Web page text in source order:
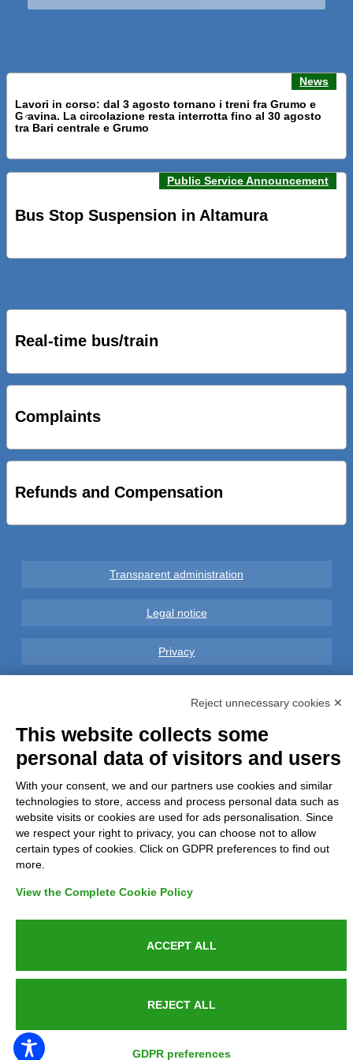
PUBLIC SERVICE ANNOUNCEMENT
News
Lavori in corso: dal 3 agosto tornano i treni fra Grumo e
Gravina. La circolazione resta interrotta fino al 30 agosto
tra Bari centrale e Grumo
PRESENTATI A BARI NUOVI SERVIZI FALMAPS E LIVECHAT.
IL TUO BUS ED IL TUO TRENO
CICLOPEDONALE FAL CONSEGNA ALLA CITTA’ LE NOVE
OPERE DEL PROGETTO
AL VIA SERVIZIO DI BIKE SHARING A POTENZA CON
VAIMOO PER UTENTI FAL SCONTI SULL’UTILIZZO DELLE
Previous news Next
Public Service Announcement
Bus Stop Suspension in Altamura
Real-time bus/train
Complaints
Refunds and Compensation
Transparent administration
Legal notice
Privacy
Complaints
Refunds and Indemnities
Contacts
Azienda certificata UNI EN ISO 9001:2015
P.IVA 05538100727 - C.so Italia n.8 70123, BARI
Reject unnecessary cookies ✕
This website collects some
personal data of visitors and users
With your consent, we and our partners use cookies and similar
technologies to store, access and process personal data such as
website visits or cookies are used for ads personalisation. Since
we respect your right to privacy, you can choose not to allow
certain types of cookies. Click on GDPR preferences to find out
more.
View the Complete Cookie Policy
ACCEPT ALL
REJECT ALL
GDPR preferences